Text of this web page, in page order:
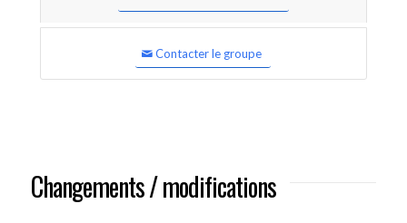
Contacter le groupe
Changements / modifications